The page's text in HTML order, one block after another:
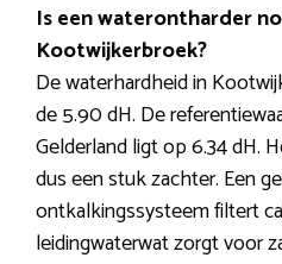
Is een waterontharder
Kootwijkerbroek?
De waterhardheid in
de 5.90 dH. De
Gelderland ligt op 6.34 dH.
dus een stuk zachter. Een
ontkalkingssysteem filtert
leidingwaterwat zorgt voor